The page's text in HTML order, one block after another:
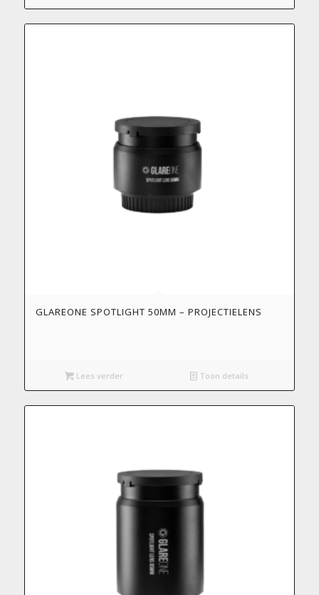
GLAREONE SPOTLIGHT 50MM – PROJECTIELENS
Lees verder Toon details